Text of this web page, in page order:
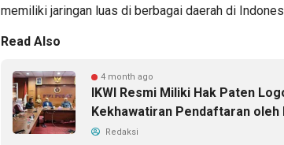
memiliki jaringan luas di berbagai daerah di
Read Also
4 month ago
IKWI Resmi Miliki Hak Paten
Kekhawatiran Pendaftaran oleh
Redaksi